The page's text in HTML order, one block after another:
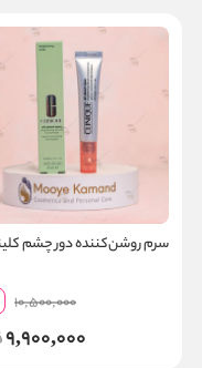
سرم روشن‌کننده دور چشم
10,500,000
9,900,000